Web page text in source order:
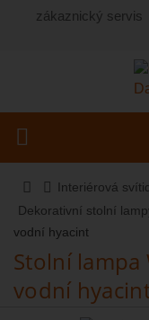
zákaznický servis
Toggle navigation
Interiérová
Dekorativní stolní
vodní hyacint
Stolní lampa
vodní